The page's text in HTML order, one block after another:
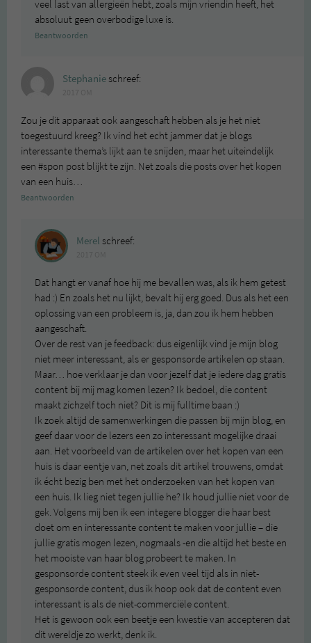
veel last van allergieën hebt, zoals mijn vriendin heeft, het
absoluut geen overbodige luxe is.
Beantwoorden
Stephanieschreef:
Zou je dit apparaat ook aangeschaft hebben als je het niet
toegestuurd kreeg? Ik vind het echt jammer dat je blogs
interessante thema’s lijkt aan te snijden, maar het uiteindelijk
een #spon post blijkt te zijn. Net zoals die posts over het kopen
van een huis…
Beantwoorden
Merel schreef:
Dat hangt er vanaf hoe hij me bevallen was, als ik hem getest
had :) En zoals het nu lijkt, bevalt hij erg goed. Dus als het een
oplossing van een probleem is, ja, dan zou ik hem hebben
aangeschaft.
Over de rest van je feedback: dus eigenlijk vind je mijn blog
niet meer interessant, als er gesponsorde artikelen op staan.
Maar… hoe verklaar je dan voor jezelf dat je iedere dag gratis
content bij mij mag komen lezen? Ik bedoel, die content
maakt zichzelf toch niet? Dit is mij fulltime baan :)
Ik zoek altijd de samenwerkingen die passen bij mijn blog, en
geef daar voor de lezers een zo interessant mogelijke draai
aan. Het voorbeeld van de artikelen over het kopen van een
huis is daar eentje van, net zoals dit artikel trouwens, omdat
ik écht bezig ben met het onderzoeken van het kopen van
een huis. Ik lieg niet tegen jullie he? Ik houd jullie niet voor de
gek. Volgens mij ben ik een integere blogger die haar best
doet om en interessante content te maken voor jullie – die
jullie gratis mogen lezen, nogmaals -en die altijd het beste en
het mooiste van haar blog probeert te maken. In
gesponsorde content steek ik even veel tijd als in niet-
gesponsorde content, dus ik hoop ook dat de content even
interessant is als de niet-commerciële content.
Het is gewoon ook een beetje een kwestie van accepteren dat
dit wereldje zo werkt, denk ik.